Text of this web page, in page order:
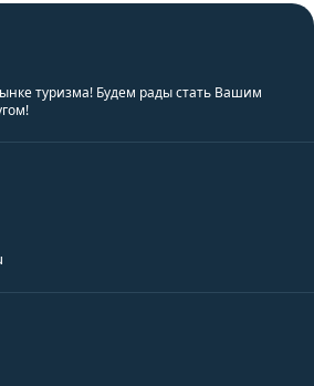
туризма! Будем рады стать Вашим